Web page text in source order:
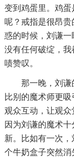
变到鸡蛋里。鸡
呢？戒指是很昂
惑的时候，刘谦一
没有任何破绽，
啧赞叹。
那一晚，刘
比别的魔术师更
观众互动，让观
因为刘谦的魔术
新。比如有一次
个牛奶盒子突然